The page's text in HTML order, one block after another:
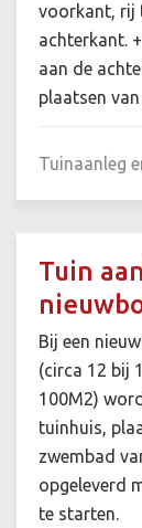
voorkant, rij
achterkant.
aan de
plaatsen
Tuinaanleg
Tuin
Bij een
(circa 12 bij
100M2)
tuinhuis,
zwembad
opgeleverd
te starten.